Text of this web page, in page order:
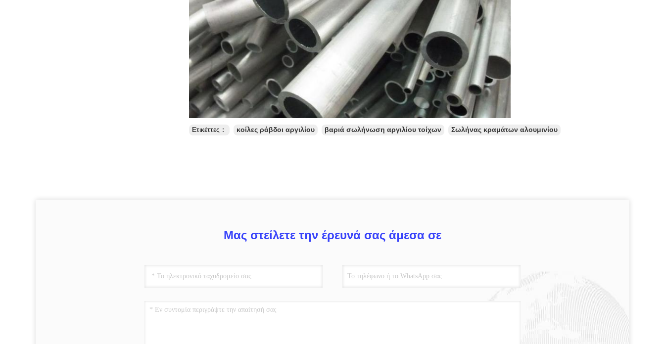
Ετικέττες： κοίλες ράβδοι αργιλίου βαριά σωλήνωση αργιλίου τοίχων Σωλήνας κραμάτων αλουμινίου
Μας στείλετε την έρευνά σας άμεσα σε